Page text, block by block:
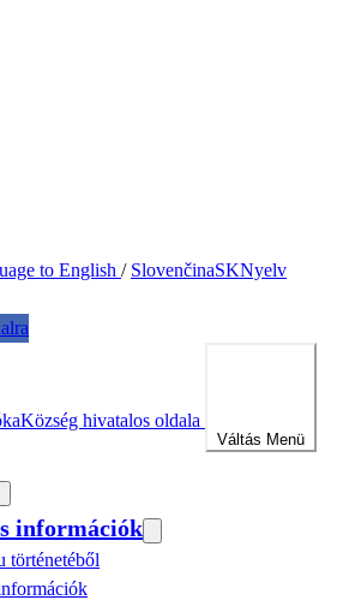
to English / SlovenčinaSKNyelv
Község hivatalos oldala
Váltás Menü
információk
történetéből